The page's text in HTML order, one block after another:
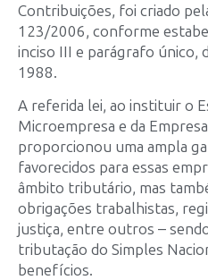
Contribuições, foi criado
123/2006, conforme
inciso III e parágrafo único,
1988.
A referida lei, ao instituir o
Microempresa e da
proporcionou uma ampla
favorecidos para essas
âmbito tributário, mas
obrigações trabalhistas,
justiça, entre outros –
tributação do Simples
benefícios.